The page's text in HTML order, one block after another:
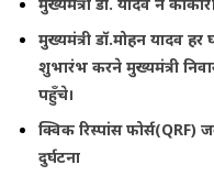
मुख्यमंत्री डॉ. यादव ने
मुख्यमंत्री डॉ.मोहन यादव हर
शुभारंभ करने मुख्यमंत्री
पहुँचे।
क्विक रिस्पांस
दुर्घटना